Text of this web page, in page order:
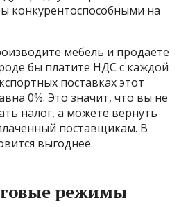
конкурентоспособными на
мебель и продаете
бы платите НДС с каждой
поставках этот
0%. Это значит, что вы не
налог, а можете вернуть
поставщикам. В
выгоднее.
режимы